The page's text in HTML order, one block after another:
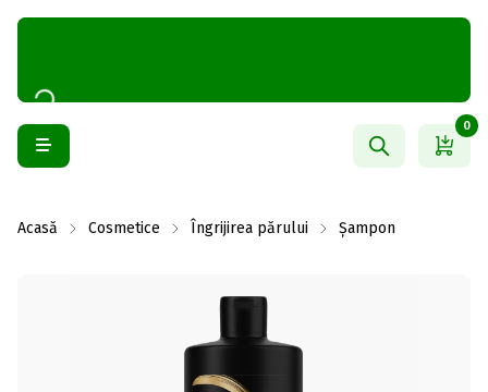
0
Acasă Cosmetice Îngrijirea părului Șampon